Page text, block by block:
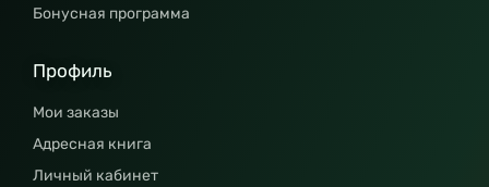
Бонусная программа
Профиль
Мои заказы
Адресная книга
Личный кабинет